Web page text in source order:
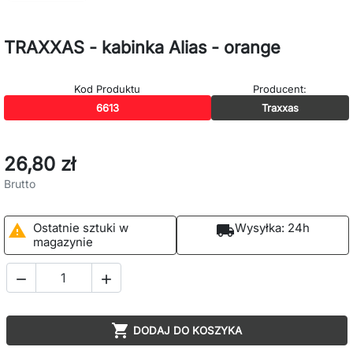
TRAXXAS - kabinka Alias - orange
Kod Produktu
6613
Producent:
Traxxas
26,80 zł
Brutto

Ostatnie sztuki w
magazynie
local_shippingWysyłka: 24h
 
 DODAJ DO KOSZYKA